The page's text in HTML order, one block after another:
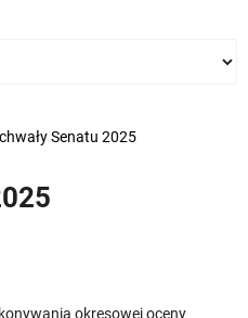
Senatu 2025
okresowej oceny